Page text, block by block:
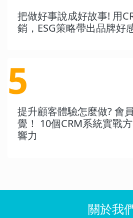
把做好事說成好故事! 用
銷，ESG策略帶出品牌好
5
提升顧客體驗怎麼做? 會
覺！ 10個CRM系統實戰
響力
關於我